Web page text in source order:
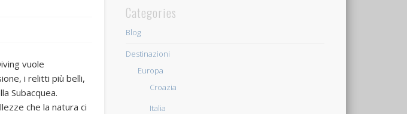
vuole
i relitti più belli,
Subacquea.
che la natura ci
Categories
Blog
Destinazioni
Europa
Croazia
Italia